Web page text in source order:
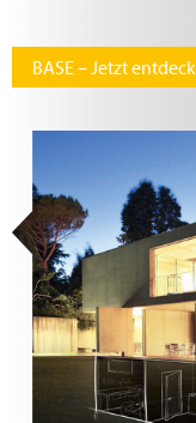
BASE – Jetzt